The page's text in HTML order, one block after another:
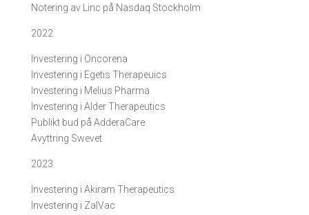
Notering av Linc på Nasdaq Stockholm
2022
Investering i Oncorena
Investering i Egetis Therapeuics
Investering i Melius Pharma
Investering i Alder Therapeutics
Publikt bud på AdderaCare
Avyttring Swevet
2023
Investering i Akiram Therapeutics
Investering i ZalVac